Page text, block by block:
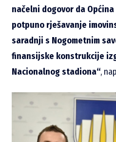
načelni dogovor da
potpuno rješavanje
saradnji s Nogometnim
finansijske konstrukcije
Nacionalnog stadiona“,